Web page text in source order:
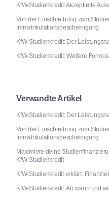
KfW-Studienkredit: Akzeptierte
Von der Einschreibung zum
Immatrikulationsbescheinigung
KfW-Studienkredit: Der
KfW-Studienkredit: Weitere
Verwandte Artikel
KfW-Studienkredit: Der
Von der Einschreibung zum
Immatrikulationsbescheinigung
Maximiere deine
KfW-Studienkredit
KfW-Studienkredit erklärt:
KfW-Studienkredit: Ab wann und